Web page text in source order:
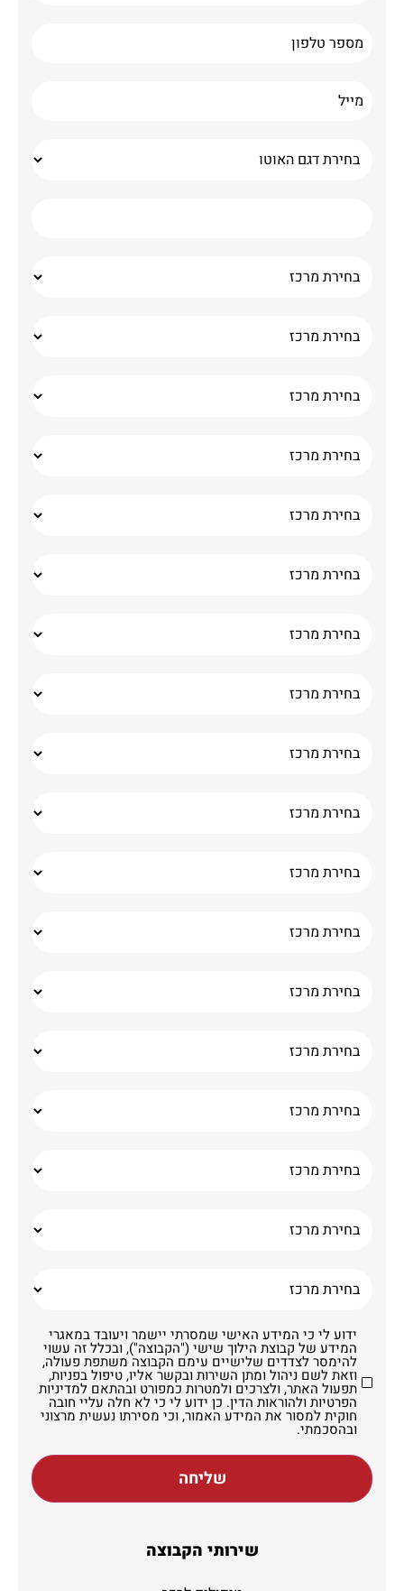
ידוע לי כי המידע האישי שמסרתי יישמר ויעובד במאגרי
המידע של קבוצת הילוך שישי ("הקבוצה"), ובכלל זה עשוי
להימסר לצדדים שלישיים עימם הקבוצה משתפת פעולה,
וזאת לשם ניהול ומתן השירות ובקשר אליו, טיפול בפניות,
תפעול האתר, ולצרכים ולמטרות כמפורט ובהתאם למדיניות
הפרטיות ולהוראות הדין. כן ידוע לי כי לא חלה עליי חובה
חוקית למסור את המידע האמור, וכי מסירתו נעשית מרצוני
ובהסכמתי.
שליחה
שירותי הקבוצה